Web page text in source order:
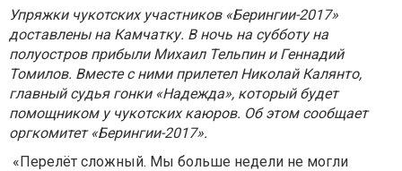
Упряжки чукотских участников «Берингии-2017»
доставлены на Камчатку. В ночь на субботу на
полуостров прибыли Михаил Тельпин и Геннадий
Томилов. Вместе с ними прилетел Николай Калянто,
главный судья гонки «Надежда», который будет
помощником у чукотских каюров. Об этом сообщает
оргкомитет «Берингии-2017».
«Перелёт сложный. Мы больше недели не могли